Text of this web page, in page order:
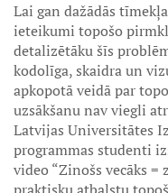
Lai gan dažādās
ieteikumi topošo
detalizētāku šīs
kodolīga, skaidra un
apkopotā veidā par
uzsākšanu nav viegli
Latvijas Universitātes
programmas studenti
video “Zinošs vecāks